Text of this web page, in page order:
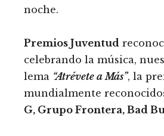
noche.
Premios Juventud
celebrando la música,
lema “Atrévete a Más”, la
mundialmente
G, Grupo Frontera, Bad